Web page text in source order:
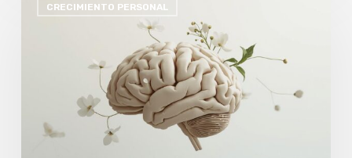
CRECIMIENTO PERSONAL
NUESTRAS